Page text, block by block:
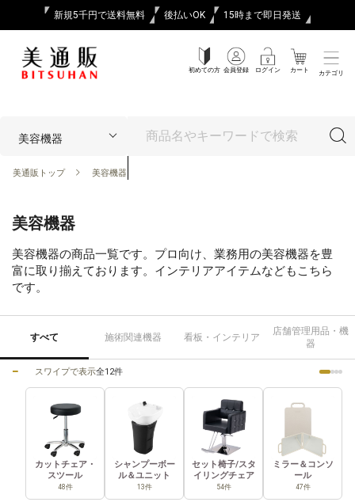
新規5千円で送料無料 後払いOK 15時まで即日発送
初めての方 会員登録 ログイン カート カテゴリ
美通販トップ 美容機器
美容機器
美容機器の商品一覧です。プロ向け、業務用の美容機器を豊
富に取り揃えております。インテリアアイテムなどもこちら
です。
すべて 施術関連機器 看板・インテリア
店舗管理用品・機
器
スワイプで表示全12件
カットチェア・
スツール
48件
シャンプーボー
ル＆ユニット
13件
セット椅子/スタ
イリングチェア
54件
ミラー＆コンソ
ール
47件